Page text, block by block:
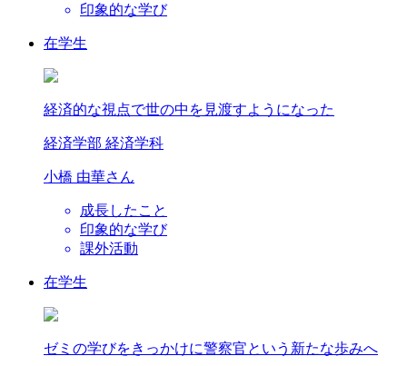
印象的な学び
在学生
経済的な視点で世の中を見渡すようになった
経済学部 経済学科
小橋 由華さん
成長したこと
印象的な学び
課外活動
在学生
ゼミの学びをきっかけに警察官という新たな歩みへ